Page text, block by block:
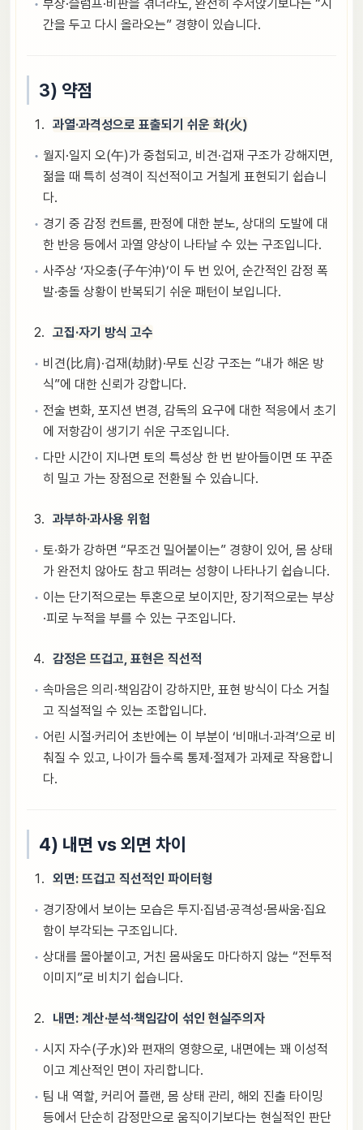
부상·슬럼프·비판을 겪더라도, 완전히 주저앉기보다는 “시
간을 두고 다시 올라오는” 경향이 있습니다.
3) 약점
과열·과격성으로 표출되기 쉬운 화(火)
월지·일지 오(午)가 중첩되고, 비견·겁재 구조가 강해지면,
젊을 때 특히 성격이 직선적이고 거칠게 표현되기 쉽습니
다.
경기 중 감정 컨트롤, 판정에 대한 분노, 상대의 도발에 대
한 반응 등에서 과열 양상이 나타날 수 있는 구조입니다.
사주상 ‘자오충(子午沖)’이 두 번 있어, 순간적인 감정 폭
발·충돌 상황이 반복되기 쉬운 패턴이 보입니다.
고집·자기 방식 고수
비견(比肩)·겁재(劫財)·무토 신강 구조는 “내가 해온 방
식”에 대한 신뢰가 강합니다.
전술 변화, 포지션 변경, 감독의 요구에 대한 적응에서 초기
에 저항감이 생기기 쉬운 구조입니다.
다만 시간이 지나면 토의 특성상 한 번 받아들이면 또 꾸준
히 밀고 가는 장점으로 전환될 수 있습니다.
과부하·과사용 위험
토·화가 강하면 “무조건 밀어붙이는” 경향이 있어, 몸 상태
가 완전치 않아도 참고 뛰려는 성향이 나타나기 쉽습니다.
이는 단기적으로는 투혼으로 보이지만, 장기적으로는 부상
·피로 누적을 부를 수 있는 구조입니다.
감정은 뜨겁고, 표현은 직선적
속마음은 의리·책임감이 강하지만, 표현 방식이 다소 거칠
고 직설적일 수 있는 조합입니다.
어린 시절·커리어 초반에는 이 부분이 ‘비매너·과격’으로 비
춰질 수 있고, 나이가 들수록 통제·절제가 과제로 작용합니
다.
4) 내면 vs 외면 차이
외면: 뜨겁고 직선적인 파이터형
경기장에서 보이는 모습은 투지·집념·공격성·몸싸움·집요
함이 부각되는 구조입니다.
상대를 몰아붙이고, 거친 몸싸움도 마다하지 않는 “전투적
이미지”로 비치기 쉽습니다.
내면: 계산·분석·책임감이 섞인 현실주의자
시지 자수(子水)와 편재의 영향으로, 내면에는 꽤 이성적
이고 계산적인 면이 자리합니다.
팀 내 역할, 커리어 플랜, 몸 상태 관리, 해외 진출 타이밍
등에서 단순히 감정만으로 움직이기보다는 현실적인 판단